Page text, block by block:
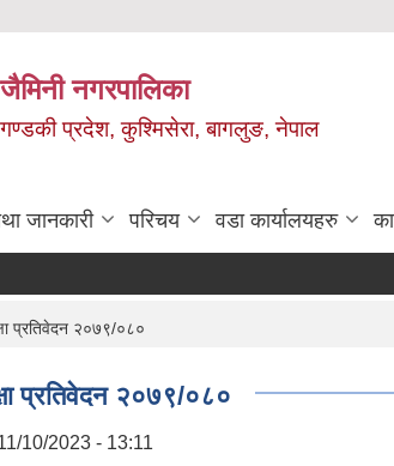
जैमिनी नगरपालिका
गण्डकी प्रदेश, कुश्मिसेरा, बागलुङ, नेपाल
जानकारी परिचय वडा कार्यालयहरु
प्रतिवेदन २०७९/०८०
प्रतिवेदन २०७९/०८०
10/2023 - 13:11